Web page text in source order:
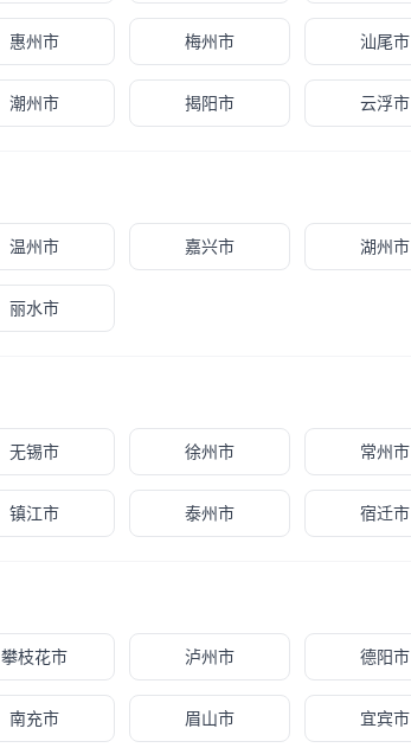
惠州市 梅州市 汕尾市
潮州市 揭阳市 云浮市
温州市 嘉兴市 湖州市
丽水市
无锡市 徐州市 常州市
镇江市 泰州市 宿迁市
攀枝花市 泸州市 德阳市
南充市 眉山市 宜宾市